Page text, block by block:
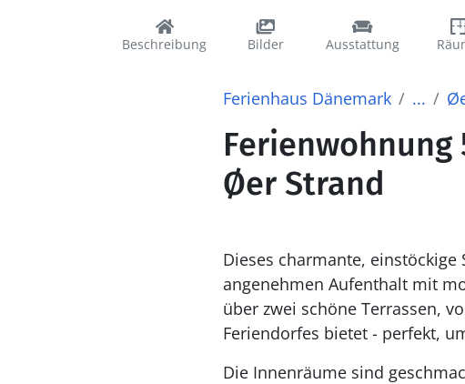
Beschreibung Bilder Ausstattung
Ferienhaus Dänemark ...
Ferienwohnung
Øer Strand
Dieses charmante,
angenehmen Aufenthalt mit
über zwei schöne Terrassen,
Feriendorfes bietet - perfekt,
Die Innenräume sind